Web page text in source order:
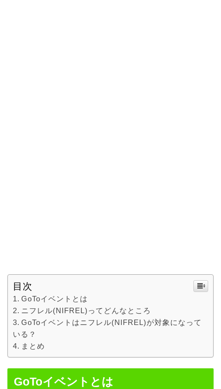
目次
GoToイベントとは
ニフレル(NIFREL)ってどんなところ
GoToイベントはニフレル(NIFREL)が対象になって
いる？
まとめ
GoToイベントとは